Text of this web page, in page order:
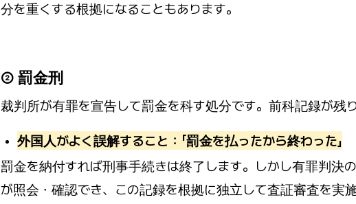
分を重くする根拠になることもあります。
② 罰金刑
裁判所が有罪を宣告して罰金を科す処分です。前科記録が残り
外国人がよく誤解すること：「罰金を払ったから終わった」
罰金を納付すれば刑事手続きは終了します。しかし有罪判決
が照会・確認でき、この記録を根拠に独立して査証審査を実